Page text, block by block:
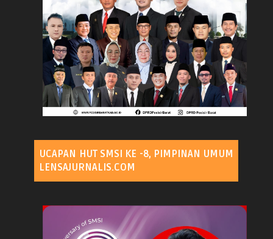
UCAPAN HUT SMSI KE -8, PIMPINAN UMUM
LENSAJURNALIS.COM